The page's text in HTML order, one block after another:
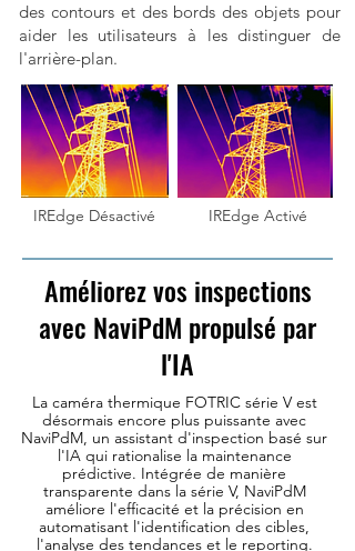
des contours et des bords des objets pour
aider les utilisateurs à les distinguer de
l'arrière-plan.
IREdge Désactivé IREdge Activé
Améliorez vos inspections
avec NaviPdM propulsé par
l'IA
La caméra thermique FOTRIC série V est
désormais encore plus puissante avec
NaviPdM, un assistant d'inspection basé sur
l'IA qui rationalise la maintenance
prédictive. Intégrée de manière
transparente dans la série V, NaviPdM
améliore l'efficacité et la précision en
automatisant l'identification des cibles,
l'analyse des tendances et le reporting.